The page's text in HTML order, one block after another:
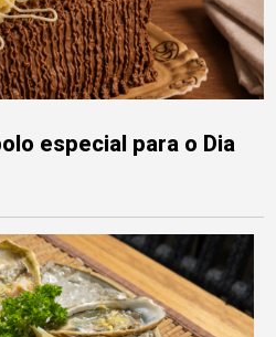
especial para o Dia